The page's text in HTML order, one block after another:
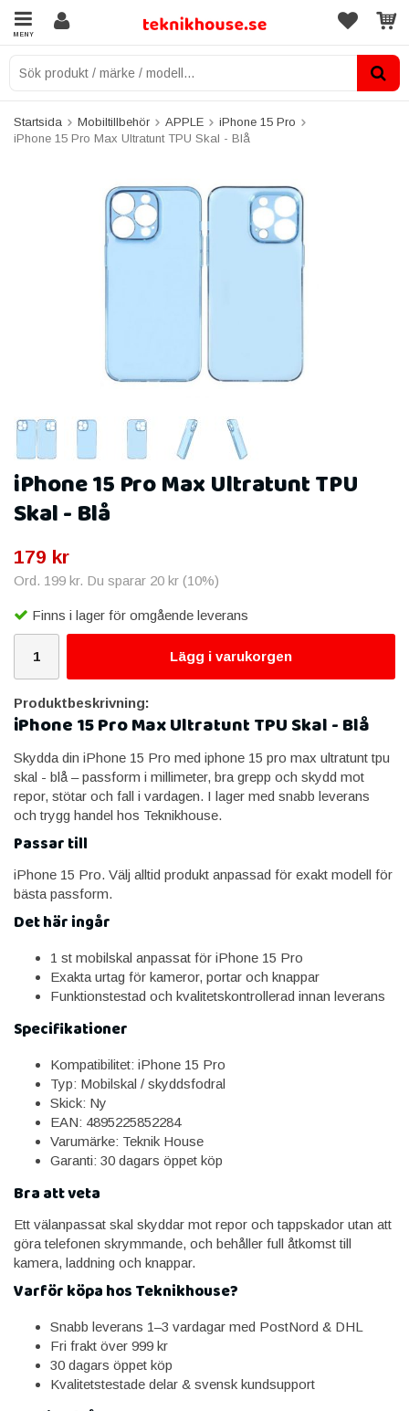
MENY
Startsida Mobiltillbehör APPLE
iPhone 15 Pro
iPhone 15 Pro Max Ultratunt TPU Skal - Blå
iPhone 15 Pro Max Ultratunt TPU
Skal - Blå
179 kr
Ord. 199 kr. Du sparar 20 kr (10%)
Finns i lager för omgående leverans
Lägg i varukorgen
Produktbeskrivning:
iPhone 15 Pro Max Ultratunt TPU Skal - Blå
Skydda din iPhone 15 Pro med iphone 15 pro max ultratunt tpu
skal - blå – passform i millimeter, bra grepp och skydd mot
repor, stötar och fall i vardagen. I lager med snabb leverans
och trygg handel hos Teknikhouse.
Passar till
iPhone 15 Pro. Välj alltid produkt anpassad för exakt modell för
bästa passform.
Det här ingår
1 st mobilskal anpassat för iPhone 15 Pro
Exakta urtag för kameror, portar och knappar
Funktionstestad och kvalitetskontrollerad innan leverans
Specifikationer
Kompatibilitet: iPhone 15 Pro
Typ: Mobilskal / skyddsfodral
Skick: Ny
EAN: 4895225852284
Varumärke: Teknik House
Garanti: 30 dagars öppet köp
Bra att veta
Ett välanpassat skal skyddar mot repor och tappskador utan att
göra telefonen skrymmande, och behåller full åtkomst till
kamera, laddning och knappar.
Varför köpa hos Teknikhouse?
Snabb leverans 1–3 vardagar med PostNord & DHL
Fri frakt över 999 kr
30 dagars öppet köp
Kvalitetstestade delar & svensk kundsupport